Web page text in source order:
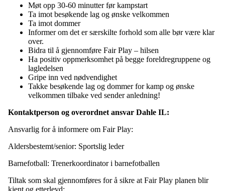
Møt opp 30-60 minutter før kampstart
Ta imot besøkende lag og ønske velkommen
Ta imot dommer
Informer om det er særskilte forhold som alle bør være klar
over.
Bidra til å gjennomføre Fair Play – hilsen
Ha positiv oppmerksomhet på begge foreldregruppene og
lagledelsen
Gripe inn ved nødvendighet
Takke besøkende lag og dommer for kamp og ønske
velkommen tilbake ved sender anledning!
Kontaktperson og overordnet ansvar Dahle IL:
Ansvarlig for å informere om Fair Play:
Aldersbestemt/senior: Sportslig leder
Barnefotball: Trenerkoordinator i barnefotballen
Tiltak som skal gjennomføres for å sikre at Fair Play planen blir
kjent og etterlevd: